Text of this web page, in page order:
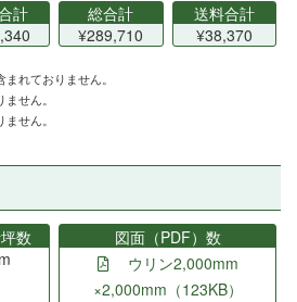
計
総合計
¥289,710
送料合計
¥38,370
れておりません。
せん。
せん。
数
図面（PDF）数
ウリン2,000mm
×2,000mm（123KB）